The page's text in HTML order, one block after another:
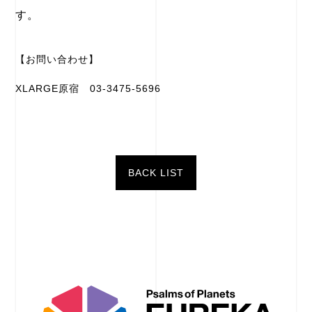
す。
【お問い合わせ】
XLARGE原宿 03-3475-5696
BACK LIST